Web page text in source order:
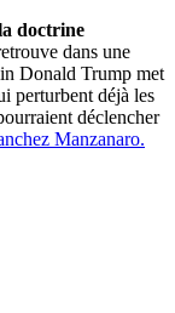
doctrine
dans une
Donald Trump met
perturbent déjà les
déclencher
Manzanaro.